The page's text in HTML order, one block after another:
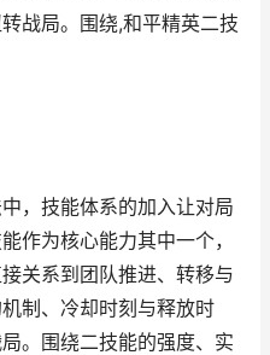
战局。围绕,和平精英二技
，技能体系的加入让对局
作为核心能力其中一个，
关系到团队推进、转移与
制、冷却时刻与释放时
。围绕二技能的强度、实